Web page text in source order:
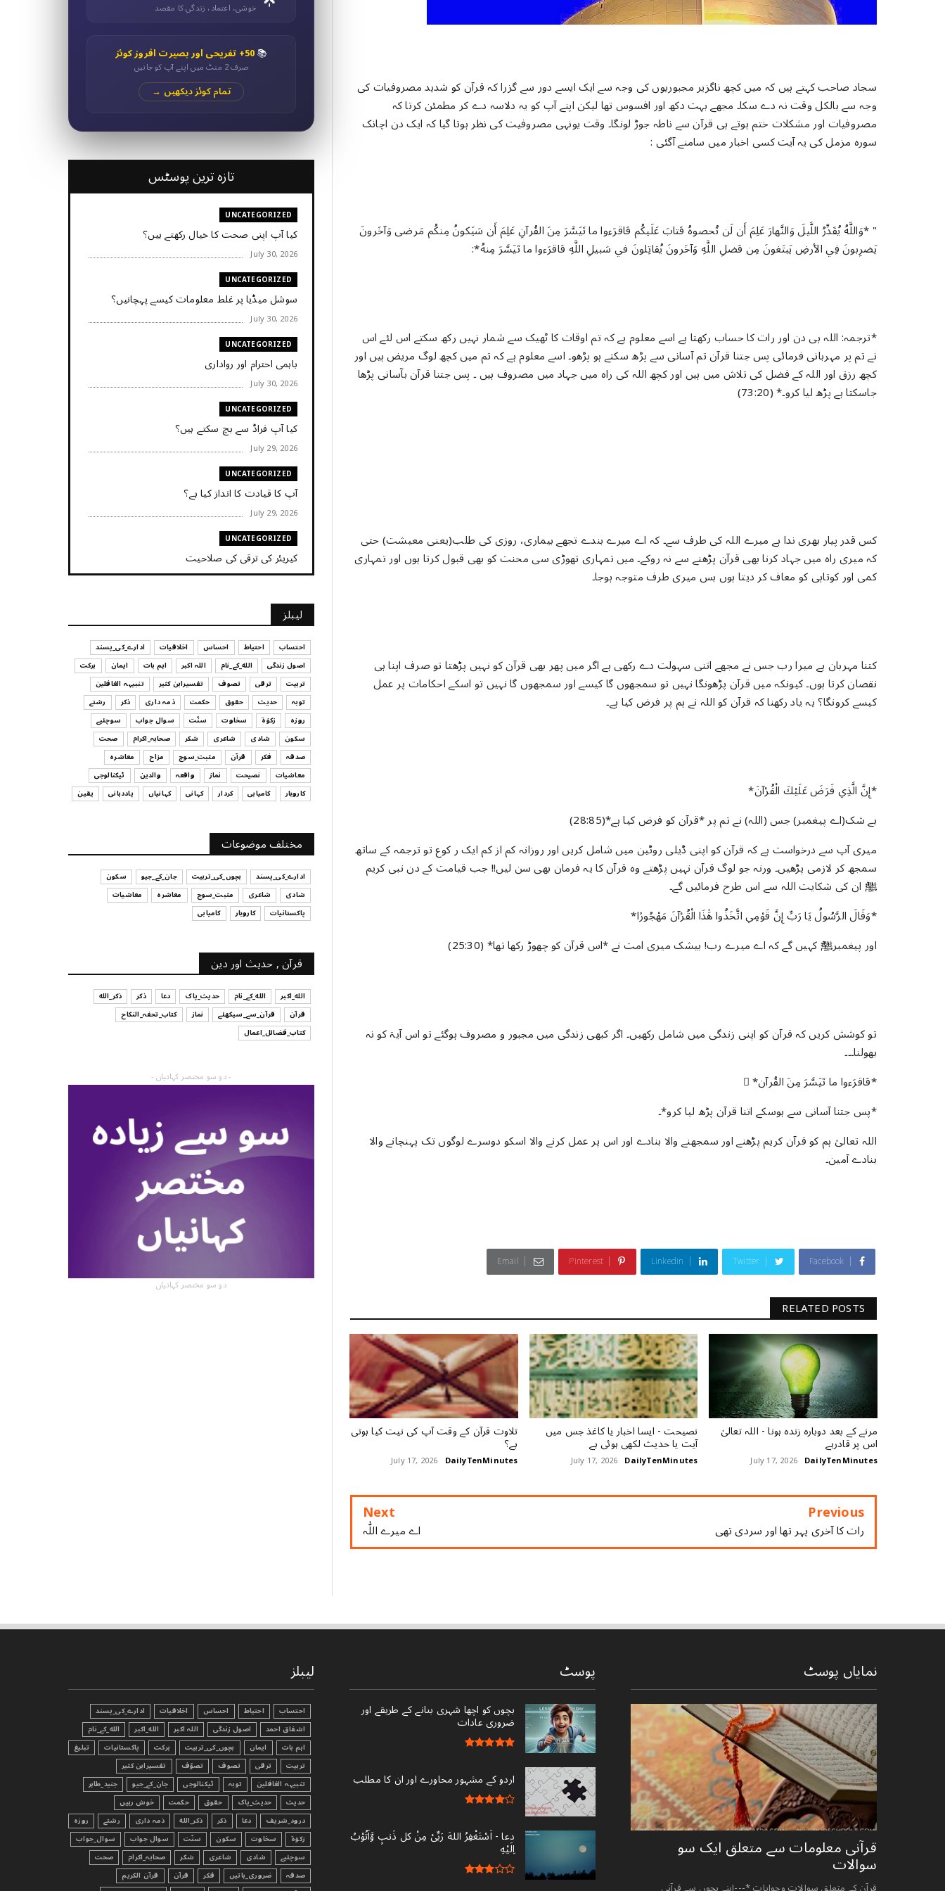
سجاد صاحب ﮐﮩﺘﮯ ﮨﯿﮟ ﮐﮧ ﻣﯿﮟ ﮐﭽﮫ ﻧﺎﮔﺰﯾﺮ ﻣﺠﺒﻮﺭﯾﻮﮞ ﮐﯽ ﻭﺟﮧ ﺳﮯ ﺍﯾﮏ ﺍﯾﺴﮯ ﺩﻭﺭ ﺳﮯ ﮔﺰﺭﺍ ﮐﮧ ﻗﺮﺁﻥ ﮐﻮ ﺷﺪﯾﺪ ﻣﺼﺮﻭﻓﯿﺎﺕ ﮐﯽ
ﻭﺟﮧ ﺳﮯ ﺑﺎﻟﮑﻞ ﻭﻗﺖ ﻧﮧ ﺩﮮ ﺳﮑﺎ۔ ﻣﺠﮭﮯ ﺑﮩﺖ ﺩﮐﮫ ﺍﻭﺭ ﺍﻓﺴﻮﺱ ﺗﮭﺎ ﻟﯿﮑﻦ ﺍﭘﻨﮯ ﺁﭖ ﮐﻮ ﯾﮧ ﺩﻻﺳﮧ ﺩﮮ ﮐﺮ ﻣﻄﻤﺌﻦ ﮐﺮﺗﺎ ﮐﮧ
ﻣﺼﺮﻭﻓﯿﺎﺕ ﺍﻭﺭ ﻣﺸﮑﻼﺕ ﺧﺘﻢ ﮨﻮﺗﮯ ﮨﯽ ﻗﺮﺁﻥ ﺳﮯ ﻧﺎﻃﮧ ﺟﻮﮌ لونگا۔ ﻭﻗﺖ ﯾﻮﻧﮩﯽ ﻣﺼﺮﻭﻓﯿﺖ ﮐﯽ ﻧﻈﺮ ﮨﻮﺗﺎ ﮔﯿﺎ ﮐﮧ ﺍﯾﮏ ﺩﻥ ﺍﭼﺎﻧﮏ
ﺳﻮﺭہ ﻣﺰﻣﻞ ﮐﯽ ﯾﮧ ﺁﯾﺖ کسی اخبار میں سامنے ﺁﮔﺌﯽ :
" *ﻭَﺍﻟﻠَّﻪُ ﻳُﻘَﺪِّﺭُ ﺍﻟﻠَّﻴﻞَ ﻭَﺍﻟﻨَّﻬﺎﺭَ ﻋَﻠِﻢَ ﺃَﻥ ﻟَﻦ ﺗُﺤﺼﻮﻩُ ﻓَﺘﺎﺏَ ﻋَﻠَﻴﻜُﻢ ﻓَﺎﻗﺮَﺀﻭﺍ ﻣﺎ ﺗَﻴَﺴَّﺮَ ﻣِﻦَ ﺍﻟﻘُﺮﺁﻥِ ﻋَﻠِﻢَ ﺃَﻥ ﺳَﻴَﻜﻮﻥُ ﻣِﻨﻜُﻢ ﻣَﺮﺿﻰ ﻭَﺁﺧَﺮﻭﻥَ
ﻳَﻀﺮِﺑﻮﻥَ ﻓِﻲ ﺍﻷَﺭﺽِ ﻳَﺒﺘَﻐﻮﻥَ ﻣِﻦ ﻓَﻀﻞِ ﺍﻟﻠَّﻪِ ﻭَﺁﺧَﺮﻭﻥَ ﻳُﻘﺎﺗِﻠﻮﻥَ ﻓﻲ ﺳَﺒﻴﻞِ ﺍﻟﻠَّﻪِ ﻓَﺎﻗﺮَﺀﻭﺍ ﻣﺎ ﺗَﻴَﺴَّﺮَ ﻣِﻨﻪُ*:
*ترجمہ: ﺍﻟﻠﮧ ﮨﯽ ﺩﻥ ﺍﻭﺭ ﺭﺍﺕ ﮐﺎ ﺣﺴﺎﺏ ﺭﮐﮭﺘﺎ ﮨﮯ ﺍﺳﮯ ﻣﻌﻠﻮﻡ ﮨﮯ ﮐﮧ ﺗﻢ ﺍﻭﻗﺎﺕ ﮐﺎ ﭨﮭﯿﮏ ﺳﮯ ﺷﻤﺎﺭ ﻧﮩﯿﮟ ﺭﮐﮫ ﺳﮑﺘﮯ ﺍﺱ ﻟﺌﮯ ﺍﺱ
ﻧﮯ ﺗﻢ ﭘﺮ ﻣﮩﺮﺑﺎﻧﯽ ﻓﺮﻣﺎﺋﯽ ﭘﺲ ﺟﺘﻨﺎ ﻗﺮﺁﻥ ﺗﻢ ﺁﺳﺎﻧﯽ ﺳﮯ ﭘﮍﮪ ﺳﮑﺘﮯ ﮨﻮ ﭘﮍھو۔ ﺍﺳﮯ ﻣﻌﻠﻮﻡ ﮨﮯ ﮐﮧ ﺗﻢ ﻣﯿﮟ ﮐﭽﮫ ﻟﻮﮒ ﻣﺮﯾﺾ ﮨﯿﮟ ﺍﻭﺭ
ﮐﭽﮫ ﺭﺯﻕ ﺍﻭﺭ ﺍﻟﻠﮧ ﮐﮯ ﻓﻀﻞ ﮐﯽ ﺗﻼﺵ ﻣﯿﮟ ﮨﯿﮟ ﺍﻭﺭ ﮐﭽﮫ ﺍﻟﻠﮧ ﮐﯽ ﺭﺍﮦ ﻣﯿﮟ ﺟﮩﺎﺩ ﻣﯿﮟ ﻣﺼﺮﻭﻑ ﮨﯿﮟ ۔ ﭘﺲ ﺟﺘﻨﺎ ﻗﺮﺁﻥ ﺑﺂﺳﺎﻧﯽ ﭘﮍﮬﺎ
ﺟﺎﺳﮑﺘﺎ ہے ﭘﮍﮪ ﻟﯿﺎ ﮐﺮو۔* (73:20)
کس قدر ﭘﯿﺎﺭ ﺑﮭﺮﯼ ﻧﺪﺍ ﮨﮯ میرے ﺍﻟﻠﮧ ﮐﯽ ﻃﺮﻑ ﺳﮯ۔ ﮐﮧ اے ﻣﯿﺮﮮ ﺑﻨﺪﮮ ﺗﺠﮭﮯ ﺑﯿﻤﺎﺭﯼ، روزی کی طلب(یعنی معیشت) ﺣﺘﯽ
ﮐﮧ میری ﺭﺍﮦ ﻣﯿﮟ ﺟﮩﺎﺩ کرنا بھی ﻗﺮﺁﻥ پڑھنے ﺳﮯ ﻧﮧ ﺭﻭﮐﮯ۔ ﻣﯿﮟ ﺗﻤﮩﺎﺭﯼ ﺗﮭﻮﮌﯼ سی محنت ﮐﻮ ﺑﮭﯽ ﻗﺒﻮﻝ ﮐﺮﺗﺎ ﮨﻮﮞ ﺍﻭﺭ ﺗﻤﮩﺎﺭﯼ
ﮐﻤﯽ ﺍﻭﺭ ﮐﻮﺗﺎﮨﯽ ﮐﻮ ﻣﻌﺎﻑ ﮐﺮ ﺩیتا ہوں بس میری طرف متوجہ ہوجا۔
کتنا مہربان ہے میرا رب جس نے مجھے اتنی ﺳﮩﻮﻟﺖ دے رکھی ہے اگر میں پھر بھی قرآن کو نہیں پڑھتا تو صرف اپنا ہی
نقصان کرتا ہوں۔ کیونکہ میں قرآن پڑھونگا نہیں تو سمجھوں گا کیسے اور سمجھوں گا نہیں تو اسکے احکامات پر عمل
کیسے کرونگا؟ یہ یاد رکھنا کہ قرآن کو اللہ نے ہم پر فرض کیا ہے۔
*إِنَّ الَّذِي فَرَضَ عَلَيْكَ الْقُرْآنَ*
بے شک(اے پیغمبر) جس (اللہ) نے تم پر *قرآن کو فرض کیا ہے*(28:85)
میری آپ سے درخواست ہے کہ قرآن کو اپنی ڈیلی روٹین میں شامل کریں اور روزانہ کم از کم ایک ر کوع تو ترجمہ کے ساتھ
سمجھ کر لازمی پڑھیں۔ ورنہ جو لوگ قرآن نہیں پڑھتے وہ قرآن کا یہ فرمان بھی سن لیں!! جب قیامت کے دن نبی کریم
ﷺ ان کی شکایت اللہ سے اس طرح فرمائیں گے۔
*وَقَالَ الرَّسُولُ يَا رَبِّ إِنَّ قَوْمِي اتَّخَذُوا هَٰذَا الْقُرْآنَ مَهْجُورًا*
اور پیغمبرﷺ کہیں گے کہ اے میرے رب! بیشک میری امت نے *اس قرآن کو چھوڑ رکھا تھا* (25:30)
تو کوشش کریں کہ قرآن کو اپنی زندگی میں شامل رکھیں۔ ﺍﮔﺮ ﮐﺒﮭﯽ ﺯﻧﺪﮔﯽ ﻣﯿﮟ ﻣﺠﺒﻮﺭ ﻭ ﻣﺼﺮﻭﻑ ﮨﻮﮔﺌﮯ ﺗﻮ اس آیۃ کو ﻧﮧ
ﺑﮭﻮﻟﻨﺎ۔۔۔
*ﻓَﺎﻗﺮَﺀﻭﺍ ﻣﺎ ﺗَﻴَﺴَّﺮَ ﻣِﻦَ ﺍﻟﻘُﺮﺁﻥ* ِ
*پس ﺟﺘﻨﺎ ﺁﺳﺎﻧﯽ ﺳﮯ ہوسکے اتنا قرآن ﭘﮍھ لیا کرو*۔
اللہ تعالیٰ ہم کو قرآن کریم پڑھنے اور سمجھنے والا بنادے اور اس پر عمل کرنے والا اسکو دوسرے لوگوں تک پہنچانے والا
بنادے آمین۔
Facebook
Twitter
Linkedin
Pinterest
Email
RELATED POSTS
مرنے کے بعد دوبارہ زندہ ہونا - اللہ تعالیٰ
اس پر قادرہے
DailyTenMinutes
July 17, 2026
نصیحت - ایسا اخبار یا کاغذ جس میں
آیت یا حدیث لکھی ہوئی ہے
DailyTenMinutes
July 17, 2026
تلاوت قرآن کے وقت آپ کی نیت کیا ہوتی
ہے؟
DailyTenMinutes
July 17, 2026
Previous
رات کا آخری پہر تھا اور سردی تھی
Next
اے میرے اللّٰہ
خوشی، اعتماد، زندگی کا مقصد
📚50+ تفریحی اور بصیرت افروز کوئز
صرف 2 منٹ میں اپنے آپ کو جانیں
تمام کوئز دیکھیں →
تازہ ترین پوسٹس
UNCATEGORIZED
کیا آپ اپنی صحت کا خیال رکھتے ہیں؟
July 30, 2026
UNCATEGORIZED
سوشل میڈیا پر غلط معلومات کیسے پہچانیں؟
July 30, 2026
UNCATEGORIZED
باہمی احترام اور رواداری
July 30, 2026
UNCATEGORIZED
کیا آپ فراڈ سے بچ سکتے ہیں؟
July 29, 2026
UNCATEGORIZED
آپ کا قیادت کا انداز کیا ہے؟
July 29, 2026
UNCATEGORIZED
کیریئر کی ترقی کی صلاحیت
July 29, 2026
UNCATEGORIZED
کیا آپ اپنے باس کو مؤثر طریقے سے منظم کر رہے
ہیں
July 29, 2026
UNCATEGORIZED
اس وقت آپ کا موڈ کیسا ہے؟
July 29, 2026
UNCATEGORIZED
قرض لینے اور دینے میں ہوشیاری
July 29, 2026
آپ کا فیصلہ کرنے کا انداز
July 29, 2026
لیبلز
احتساب احتیاط احساس اخلاقیات
ادارے_کی_پسند
اصول زندگی
الله_کے_نام اللہ اکبر اہم بات ایمان
برکت
تربیت
ترقی تصوف تفسیرابن کثیر
تنبیہہ الغافلین
توبہ
حدیث حقوق حکمت ذمہ داری ذکر
رشتے
روزہ
زکوٰۃ سخاوت سنّت سوال جواب
سوچئیے
سکون
شادی شاعری شکر صحابہ_اکرام
صحت
صدقہ
فکر قرآن مثبت_سوچ مزاح
معاشرہ
معاشیات
نصیحت نماز واقعہ والدین
ٹیکنالوجی
کاروبار
کامیابی کردار کہانی کہانیاں یاددہانی یقین
مختلف موضوعات
ادارے_کی_پسند بچوں_کی_تربیت جان_کے_جیو
سکون
شادی
شاعری مثبت_سوچ معاشرہ
معاشیات
پاکستانیات
کاروبار کامیابی
قرآن , حدیث اور دین
الله_اکبر الله_کے_نام حدیث_پاک دعا ذکر
ذکر_الله
قرآن
قرآن_سے_سیکھئے نماز
کتاب_تحفہ_النکاح
کتاب_فضائل_اعمال
- دو سو مختصر کہانیاں -
دو سو مختصر کہانیاں
نمایاں پوسٹ
قرآنی ‏معلومات ‏سے ‏متعلق ‏ایک ‏سو
‏سوالات ‏
پوسٹ
بچوں کو اچھا شہری بنانے کے طریقے اور
ضروری عادات
اردو کے مشہور محاورے اور ان کا مطلب
دعا - ‎اَسْتَغْفِرُ اللهَ رَبِّىْ مِنْ کل ذَنبٍ وَّاَتُوْبُ
اِلَيْهِ
لیبلز
احتساب احتیاط احساس اخلاقیات
ادارے_کی_پسند
اشفاق احمد
اصول زندگی اللہ اکبر الله_اکبر
الله_کے_نام
اہم بات
ایمان بچوں_کی_تربیت برکت پاکستانیات
تبليغ
تربیت
ترقی تصوف تصوّف
تفسیرابن کثیر
تنبیہہ الغافلین
توبہ ٹیکنالوجی جان_کے_جیو
جنید_طاہر
حدیث
حدیث_پاک حقوق حکمت
خوش رہیں
درود_شریف
دعا ذکر ذکر_الله ذمہ داری رشتے
روزہ
زکوٰۃ
سخاوت سکون سنّت سوال جواب
سوال_جواب
سوچئیے
شادی شاعری شکر صحابہ_اکرام
صحت
صدقہ
ضروری_باتیں فکر قرآن
قرآن الکریم